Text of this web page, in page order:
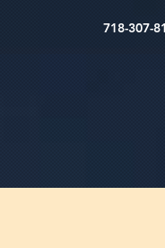
718-307-